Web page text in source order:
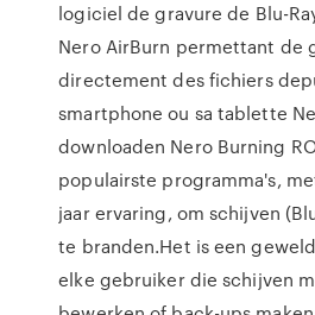
logiciel de gravure de Blu-
Nero AirBurn permettant de
directement des fichiers
smartphone ou sa tablette
downloaden Nero Burning
populairste programma's,
jaar ervaring, om schijven
te branden.Het is een
elke gebruiker die schijven